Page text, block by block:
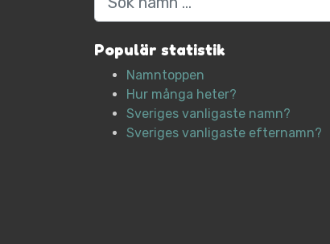
Populär statistik
Namntoppen
Hur många heter?
Sveriges vanligaste namn?
Sveriges vanligaste efternamn?